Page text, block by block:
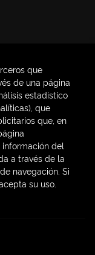
|
que
de una página
estadístico
que
que, en
del
a través de la
navegación. Si
su uso.